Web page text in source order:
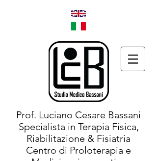
Prof. Luciano Cesare Bassani
Specialista in Terapia Fisica,
Riabilitazione & Fisiatria
Centro di Proloterapia e